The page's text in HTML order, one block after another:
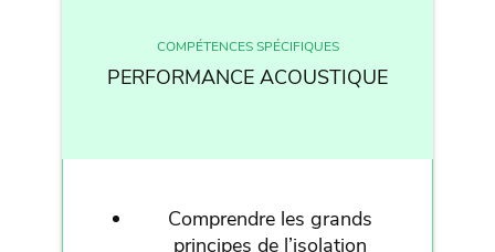
COMPÉTENCES SPÉCIFIQUES
PERFORMANCE ACOUSTIQUE
Comprendre les grands
principes de l’isolation